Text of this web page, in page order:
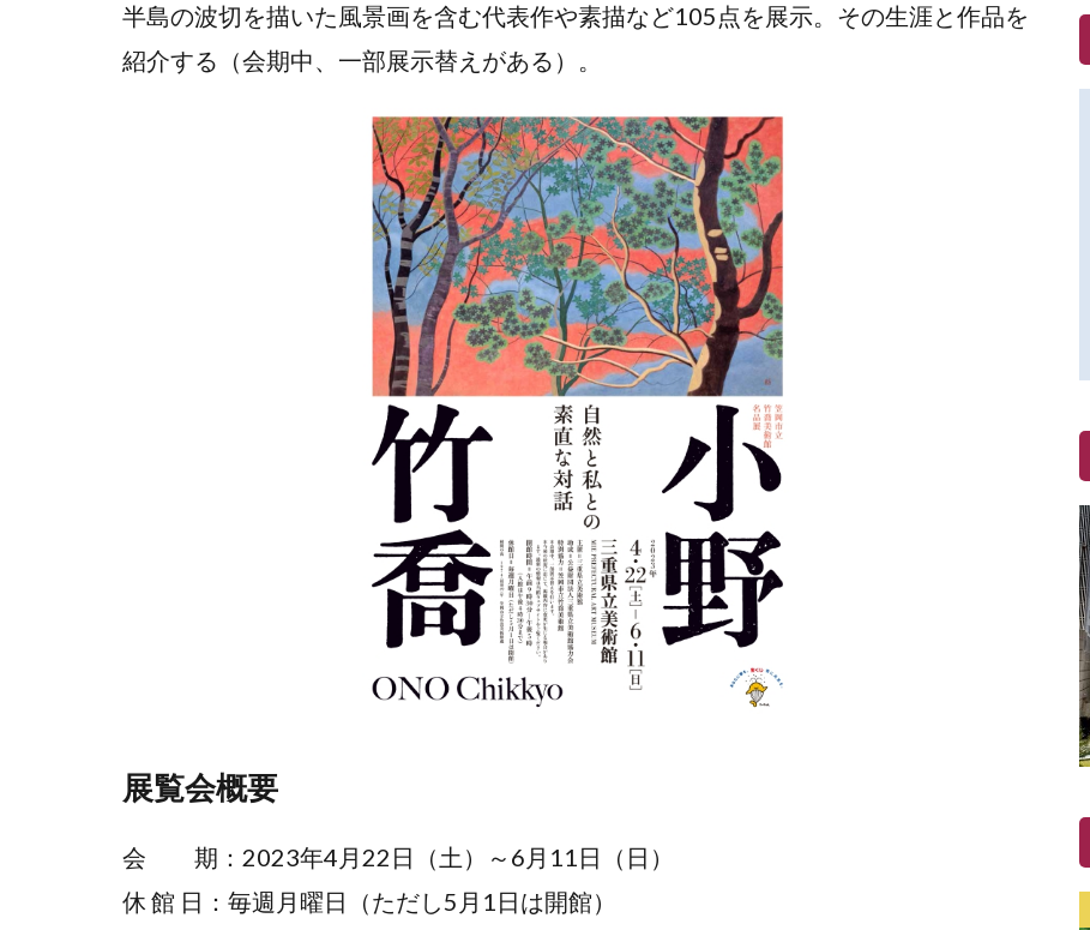
半島の波切を描いた風景画を含む代表作や素描など105点を展示。その生涯と作品を
紹介する（会期中、一部展示替えがある）。
展覧会概要
会 期：2023年4月22日（土）～6月11日（日）
休 館 日：毎週月曜日（ただし5月1日は開館）